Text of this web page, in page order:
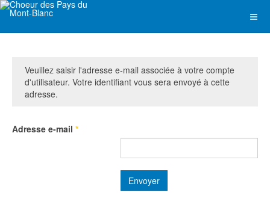
Veuillez saisir l'adresse e-mail associée à votre compte
d'utilisateur. Votre identifiant vous sera envoyé à cette
adresse.
Adresse e-mail *
Envoyer